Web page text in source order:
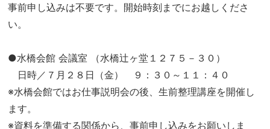
事前申し込みは不要です。開始時刻までにお越しくださ
い。
●水橋会館 会議室 （水橋辻ヶ堂１２７５－３０）
日時／７月２８日（金） ９：３０～１１：４０
※水橋会館ではお仕事説明会の後、生前整理講座を開催し
ます。
※資料を準備する関係から、事前申し込みをお願いしま